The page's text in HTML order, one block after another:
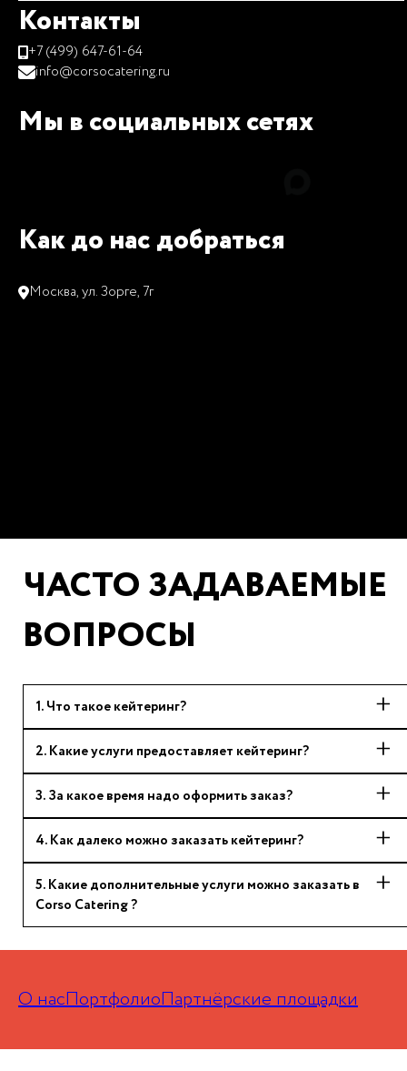
Контакты
+7 (499) 647-61-64
info@corsocatering.ru
Мы в социальных сетях
Как до нас добраться
Москва, ул. Зорге, 7г
ЧАСТО ЗАДАВАЕМЫЕ
ВОПРОСЫ
1. Что такое кейтеринг?
2. Какие услуги предоставляет кейтеринг?
3. За какое время надо оформить заказ?
4. Как далеко можно заказать кейтеринг?
5. Какие дополнительные услуги можно заказать в
Corso Catering ?
О насПортфолиоПартнёрские площадки